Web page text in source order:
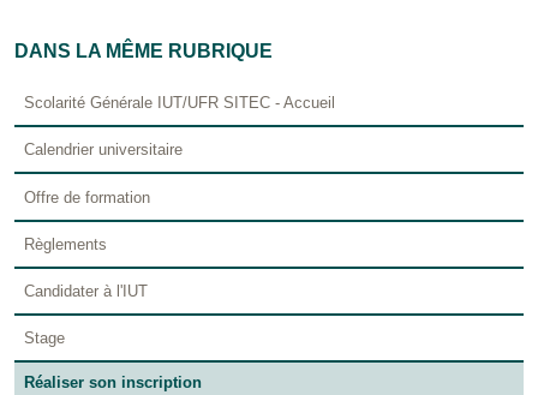
DANS LA MÊME RUBRIQUE
Scolarité Générale IUT/UFR SITEC - Accueil
Calendrier universitaire
Offre de formation
Règlements
Candidater à l'IUT
Stage
Réaliser son inscription